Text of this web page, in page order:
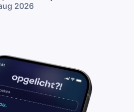
2026
de
in’,